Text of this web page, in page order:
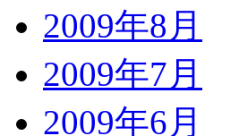
2009年8月
2009年7月
2009年6月